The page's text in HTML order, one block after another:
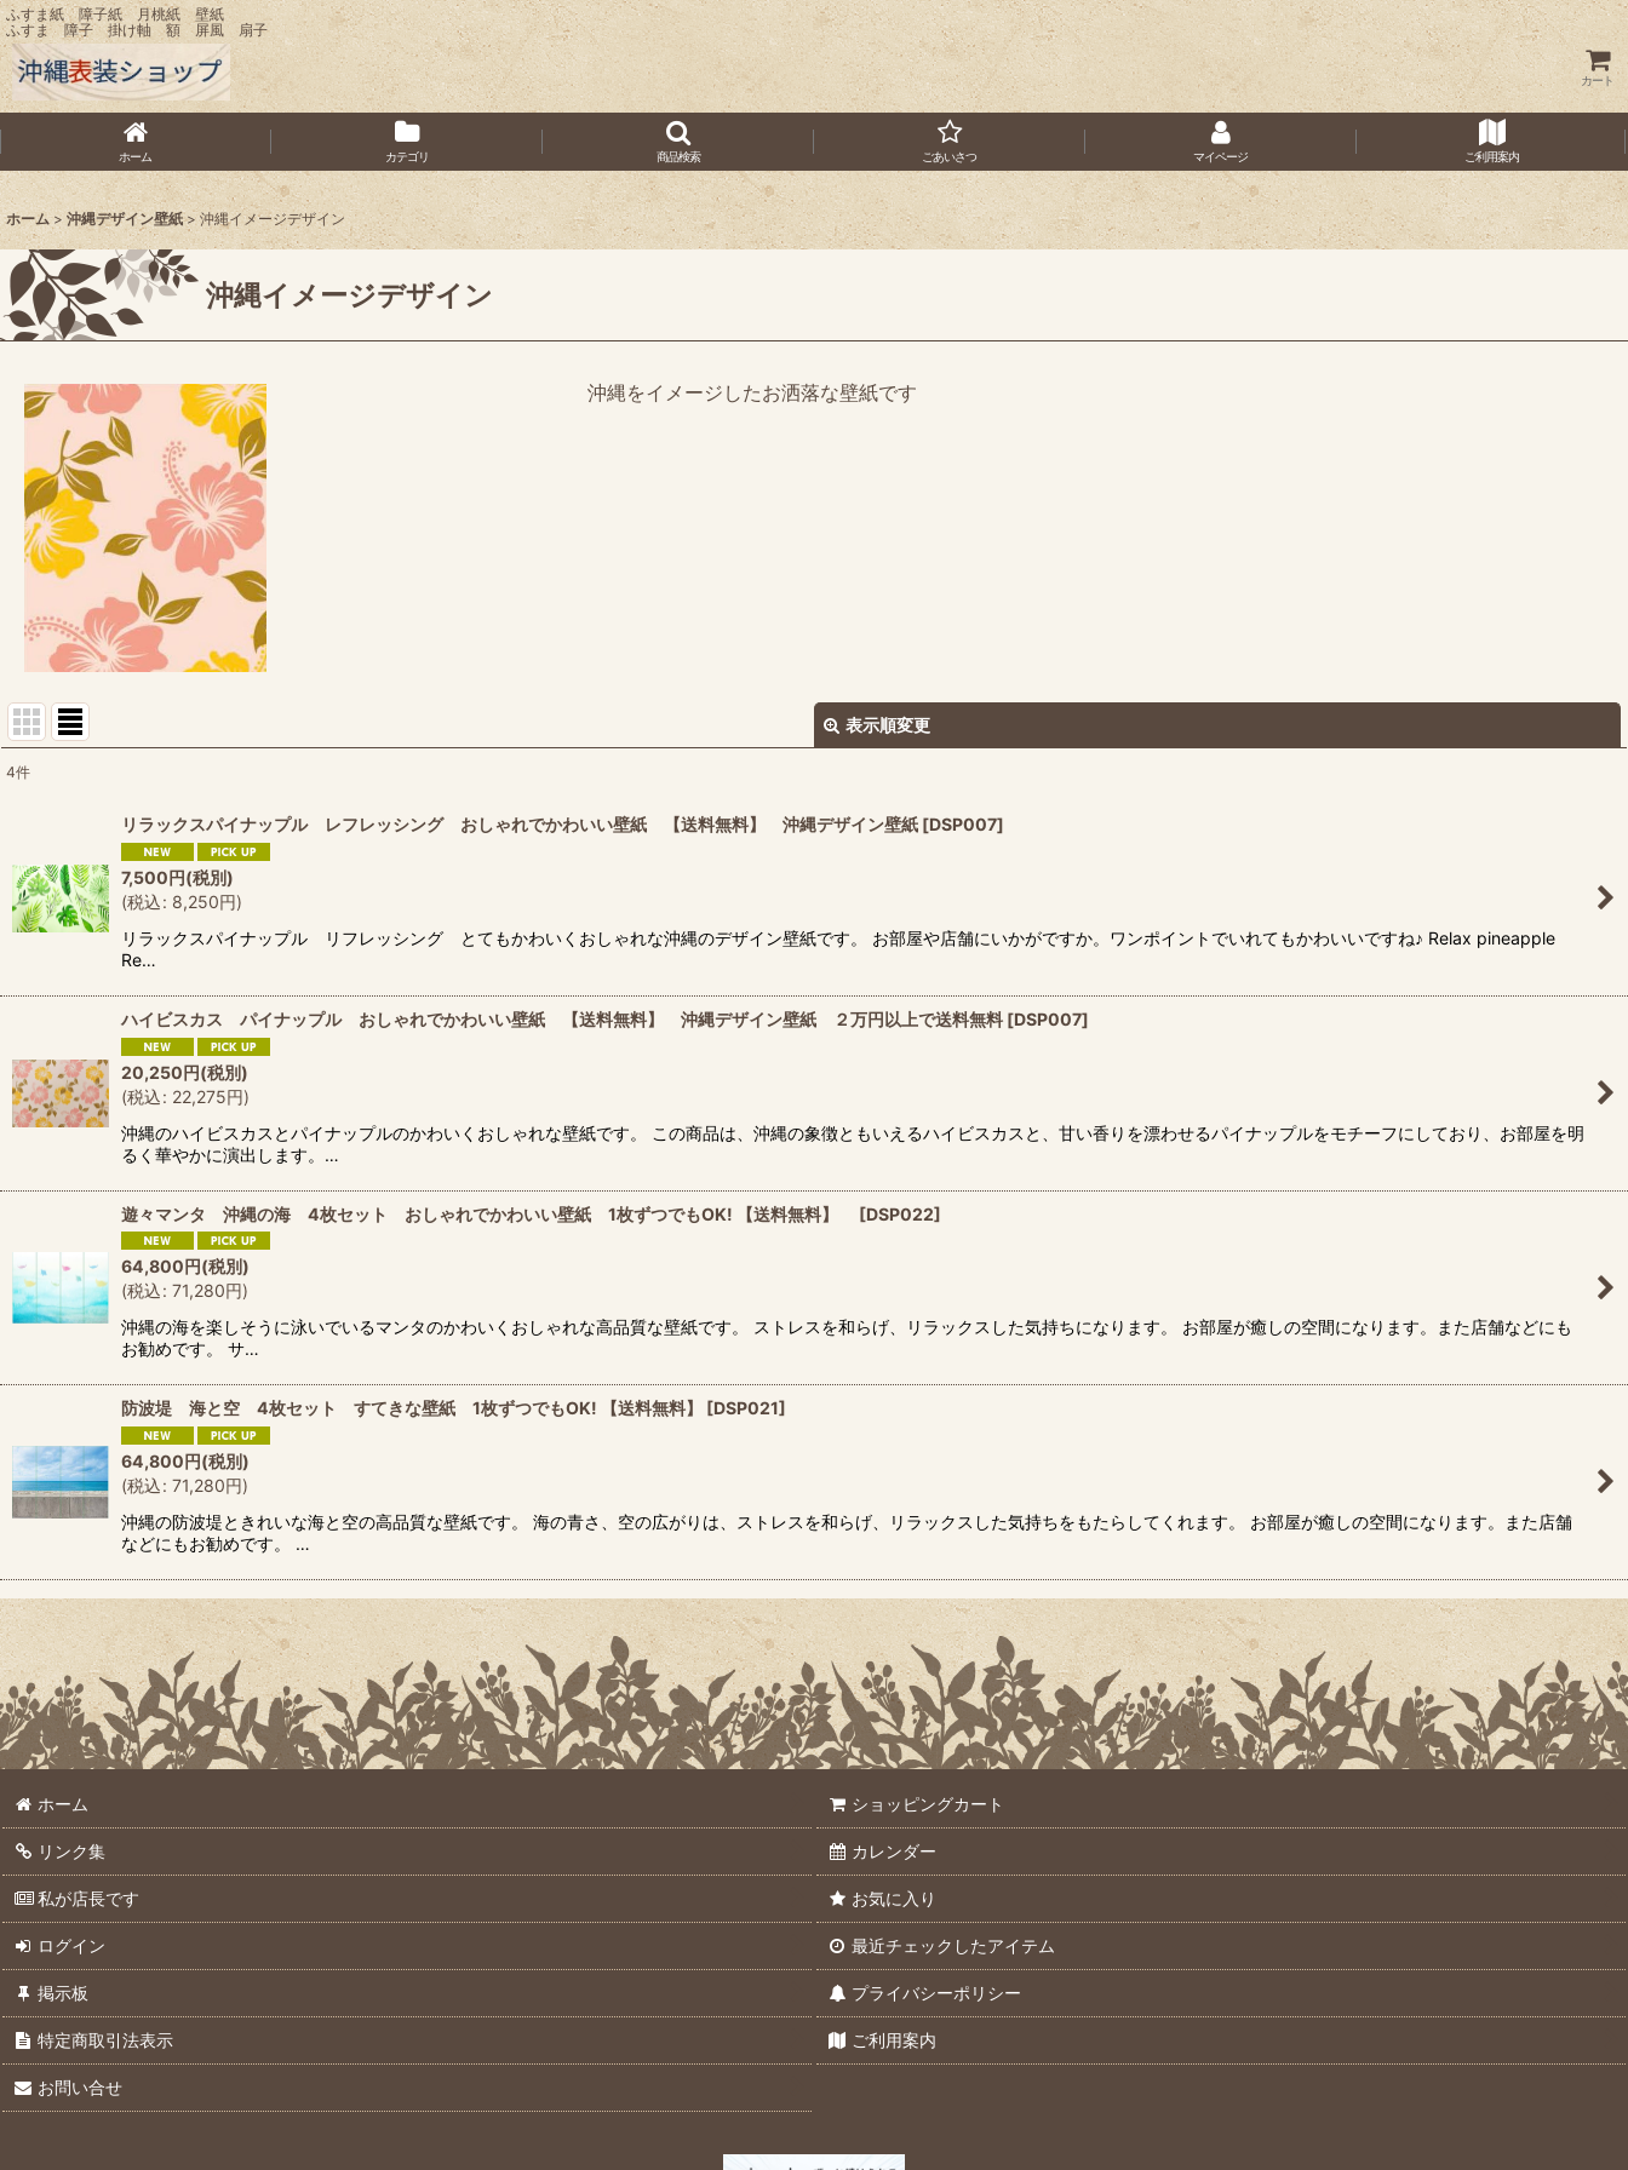
ふすま紙 障子紙 月桃紙 壁紙
ふすま 障子 掛け軸 額 屏風 扇子
カート
ホーム カテゴリ 商品検索 ごあいさつ マイページ ご利用案内
ホーム > 沖縄デザイン壁紙 > 沖縄イメージデザイン
沖縄イメージデザイン
沖縄をイメージしたお洒落な壁紙です
表示順変更
並び順:
絞り込む
4件
リラックスパイナップル レフレッシング おしゃれでかわいい壁紙 【送料無料】 沖縄デザイン壁紙 [DSP007]
7,500円(税別)
(税込: 8,250円)
リラックスパイナップル リフレッシング とてもかわいくおしゃれな沖縄のデザイン壁紙です。 お部屋や店舗にいかがですか。ワンポイントでいれてもかわいいですね♪ Relax pineapple
Re…
ハイビスカス パイナップル おしゃれでかわいい壁紙 【送料無料】 沖縄デザイン壁紙 ２万円以上で送料無料 [DSP007]
20,250円(税別)
(税込: 22,275円)
沖縄のハイビスカスとパイナップルのかわいくおしゃれな壁紙です。 この商品は、沖縄の象徴ともいえるハイビスカスと、甘い香りを漂わせるパイナップルをモチーフにしており、お部屋を明
るく華やかに演出します。…
遊々マンタ 沖縄の海 4枚セット おしゃれでかわいい壁紙 1枚ずつでもOK! 【送料無料】 [DSP022]
64,800円(税別)
(税込: 71,280円)
沖縄の海を楽しそうに泳いでいるマンタのかわいくおしゃれな高品質な壁紙です。 ストレスを和らげ、リラックスした気持ちになります。 お部屋が癒しの空間になります。また店舗などにも
お勧めです。 サ…
防波堤 海と空 4枚セット すてきな壁紙 1枚ずつでもOK! 【送料無料】 [DSP021]
64,800円(税別)
(税込: 71,280円)
沖縄の防波堤ときれいな海と空の高品質な壁紙です。 海の青さ、空の広がりは、ストレスを和らげ、リラックスした気持ちをもたらしてくれます。 お部屋が癒しの空間になります。また店舗
などにもお勧めです。 …
ホーム ショッピングカート
リンク集 カレンダー
私が店長です お気に入り
ログイン 最近チェックしたアイテム
掲示板 プライバシーポリシー
特定商取引法表示 ご利用案内
お問い合せ